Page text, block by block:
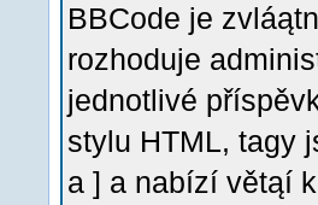
BBCode je
rozhoduje
jednotlivé
stylu HTML, tagy
a ] a nabízí větąí